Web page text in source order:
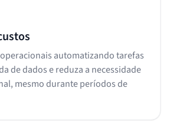
automatizando tarefas
de dados e reduza a necessidade
mesmo durante períodos de